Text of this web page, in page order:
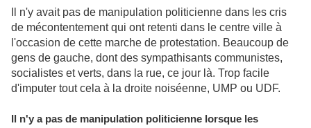
Il n'y avait pas de manipulation politicienne dans les cris
de mécontentement qui ont retenti dans le centre ville à
l'occasion de cette marche de protestation. Beaucoup de
gens de gauche, dont des sympathisants communistes,
socialistes et verts, dans la rue, ce jour là. Trop facile
d'imputer tout cela à la droite noiséenne, UMP ou UDF.
Il n'y a pas de manipulation politicienne lorsque les